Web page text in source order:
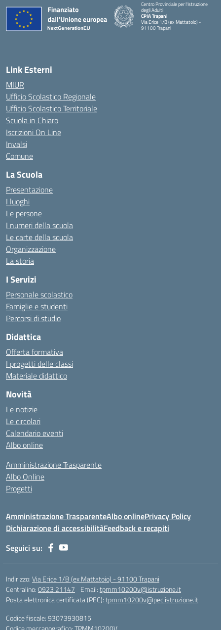
Centro Provinciale per l'Istruzione
degli Adulti
CPIA Trapani
Via Erice 1/B (ex Mattatoio) -
91100 Trapani
Link Esterni
MIUR
Ufficio Scolastico Regionale
Ufficio Scolastico Territoriale
Scuola in Chiaro
Iscrizioni On Line
Invalsi
Comune
La Scuola
Presentazione
I luoghi
Le persone
I numeri della scuola
Le carte della scuola
Organizzazione
La storia
I Servizi
Personale scolastico
Famiglie e studenti
Percorsi di studio
Didattica
Offerta formativa
I progetti delle classi
Materiale didattico
Novità
Le notizie
Le circolari
Calendario eventi
Albo online
Amministrazione Trasparente
Albo Online
Progetti
Amministrazione TrasparenteAlbo onlinePrivacy Policy
Dichiarazione di accessibilitàFeedback e recapiti
Seguici su:
Indirizzo:Via Erice 1/B (ex Mattatoio) - 91100 Trapani
Centralino:0923 21147 Email:tpmm10200v@istruzione.it
Posta elettronica certificata (PEC):tpmm10200v@pec.istruzione.it
Codice fiscale: 93073930815